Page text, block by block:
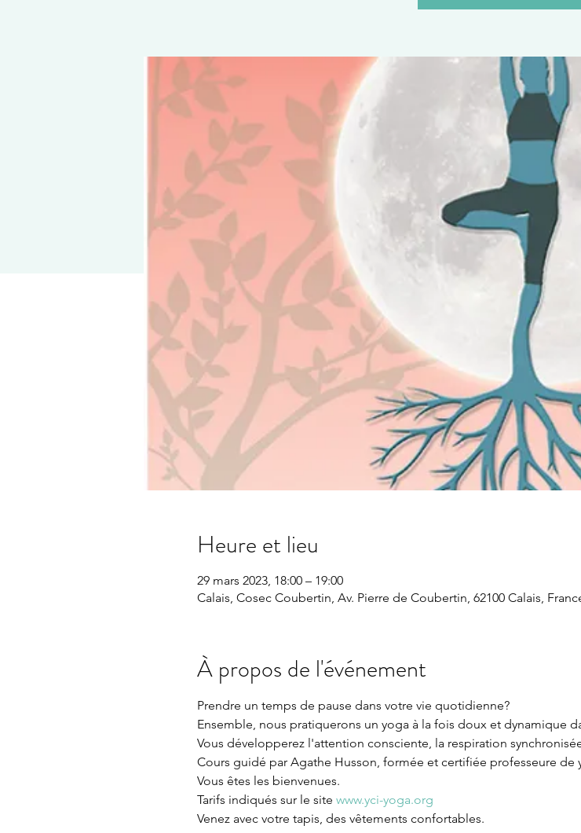
Heure et lieu
29 mars 2023, 18:00 – 19:00
Calais, Cosec Coubertin, Av. Pierre de Coubertin, 62100 Calais,
À propos de l'événement
Prendre un temps de pause dans votre vie quotidienne?
Ensemble, nous pratiquerons un yoga à la fois doux et dynamique
Vous développerez l'attention consciente, la respiration
Cours guidé par Agathe Husson, formée et certifiée professeure de
Vous êtes les bienvenues.
Tarifs indiqués sur le site www.yci-yoga.org
Venez avec votre tapis, des vêtements confortables.